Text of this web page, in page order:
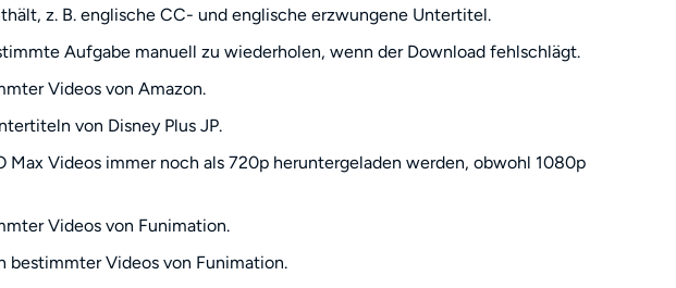
z. B. englische CC- und englische erzwungene Untertitel.
Aufgabe manuell zu wiederholen, wenn der Download fehlschlägt.
Videos von Amazon.
von Disney Plus JP.
Max Videos immer noch als 720p heruntergeladen werden, obwohl 1080p
Videos von Funimation.
bestimmter Videos von Funimation.